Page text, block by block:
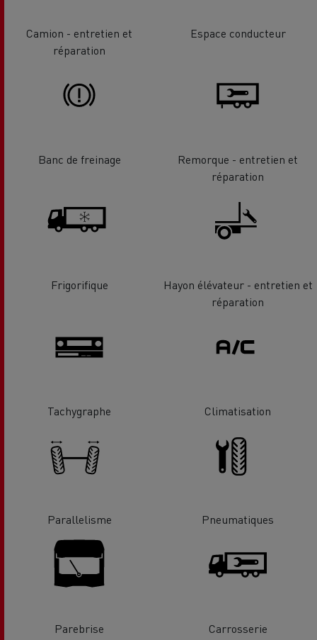
Camion - entretien et
réparation
Espace conducteur
Banc de freinage
Remorque - entretien et
réparation
Frigorifique
Hayon élévateur - entretien et
réparation
Tachygraphe Climatisation
Parallelisme Pneumatiques
Parebrise Carrosserie